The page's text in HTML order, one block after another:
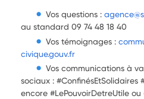
Vos questions :
au standard 09 74 48 18 40
Vos témoignages :
civique.gouv.fr
Vos communications à
sociaux : #ConfinésEtSolidaires
encore #LePouvoirDetreUtile